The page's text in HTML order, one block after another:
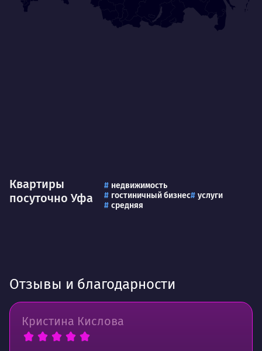
Квартиры
посуточно Уфа
недвижимость
гостиничный бизнес
услуги
средняя
Отзывы и благодарности
Кристина Кислова